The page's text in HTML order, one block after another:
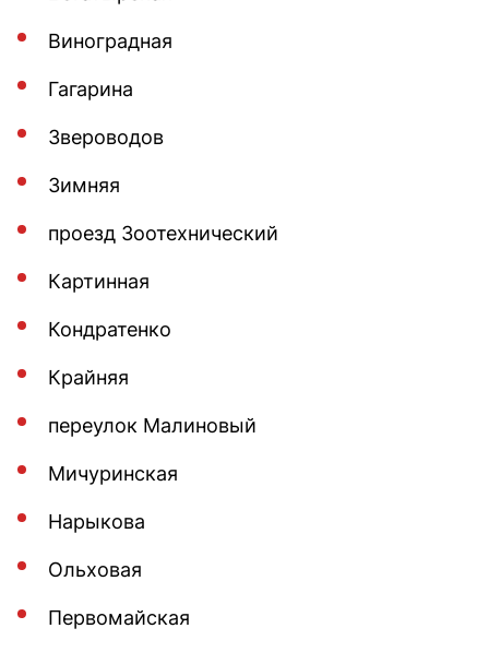
Виноградная
Гагарина
Звероводов
Зимняя
проезд Зоотехнический
Картинная
Кондратенко
Крайняя
переулок Малиновый
Мичуринская
Нарыкова
Ольховая
Первомайская